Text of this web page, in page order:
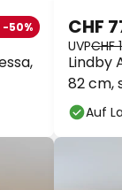
-50%
Lindby
82 cm,
CHF
UVPCHF
Auf